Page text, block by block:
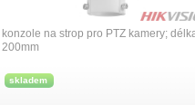
konzole na strop pro PTZ kamery;
200mm
skladem